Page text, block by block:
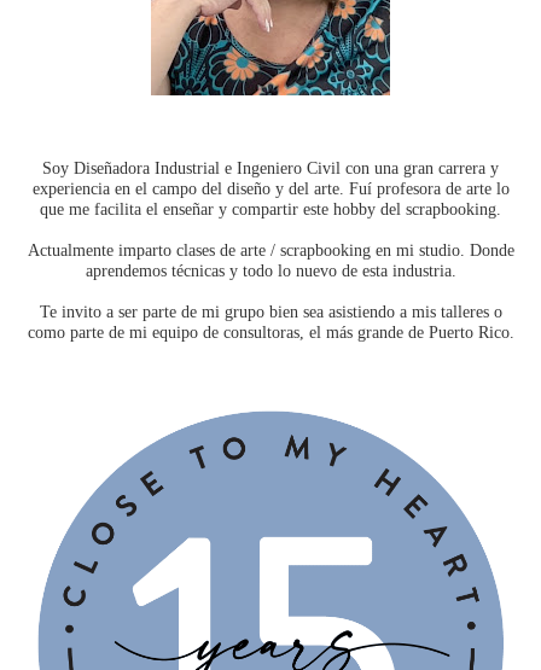
Soy Diseñadora Industrial e Ingeniero Civil con una gran carrera y
experiencia en el campo del diseño y del arte. Fuí profesora de arte lo
que me facilita el enseñar y compartir este hobby del scrapbooking.
Actualmente imparto clases de arte / scrapbooking en mi studio. Donde
aprendemos técnicas y todo lo nuevo de esta industria.
Te invito a ser parte de mi grupo bien sea asistiendo a mis talleres o
como parte de mi equipo de consultoras, el más grande de Puerto Rico.